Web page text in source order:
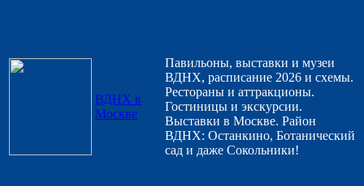
ВДНХ в
Москве
Павильоны, выставки и музеи
ВДНХ, расписание 2026 и схемы.
Рестораны и аттракционы.
Гостиницы и экскурсии.
Выставки в Москве. Район
ВДНХ: Останкино, Ботанический
сад и даже Сокольники!